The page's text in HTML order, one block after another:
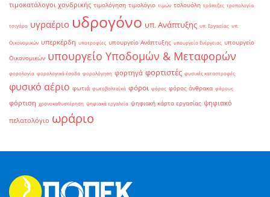
τιμοκατάλογοι χονδρικής τιμολόγηση τιμολόγιο τιμών τολουόλη τράπεζες τροπολογία
τσιγάρο υγραέριο υδρογόνο υπ. Ανάπτυξης υπ. Εργασίας υπ.
Οικονομικών υπερκέρδη υποτροφίες υπουργείο Ανάπτυξης υπουργείο Ενέργειας υπουργείο
Οικονομικών υπουργείο Υποδομών & Μεταφορών
φορολογία φορολογικά έσοδα φορολόγηση φορτηγά φορτιστές φυσικές καταστροφές
φυσικό αέριο φωτιά φωτοβολταϊκά φόροι φόρος φόρος άνθρακα φόρους
φόρτιση χρονοκαθυστέρηση ψηφιακά εργαλεία ψηφιακή κάρτα εργασίας ψηφιακό
πελατολόγιο ωράριο